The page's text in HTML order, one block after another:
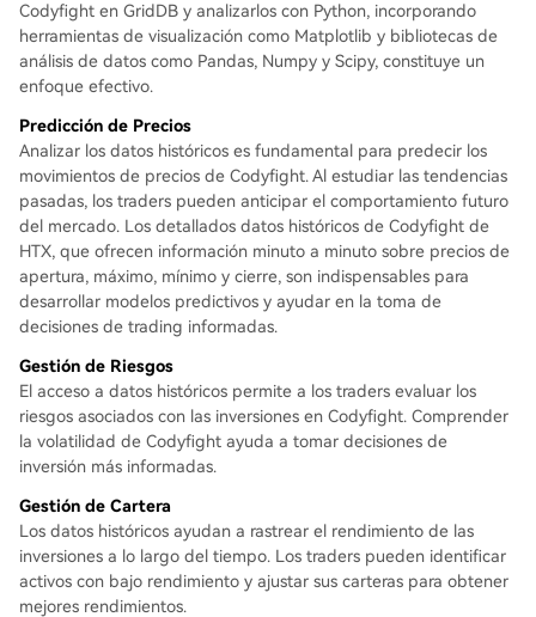
Codyfight en GridDB y analizarlos con Python, incorporando
herramientas de visualización como Matplotlib y bibliotecas de
análisis de datos como Pandas, Numpy y Scipy, constituye un
enfoque efectivo.
Predicción de Precios
Analizar los datos históricos es fundamental para predecir los
movimientos de precios de Codyfight. Al estudiar las tendencias
pasadas, los traders pueden anticipar el comportamiento futuro
del mercado. Los detallados datos históricos de Codyfight de
HTX, que ofrecen información minuto a minuto sobre precios de
apertura, máximo, mínimo y cierre, son indispensables para
desarrollar modelos predictivos y ayudar en la toma de
decisiones de trading informadas.
Gestión de Riesgos
El acceso a datos históricos permite a los traders evaluar los
riesgos asociados con las inversiones en Codyfight. Comprender
la volatilidad de Codyfight ayuda a tomar decisiones de
inversión más informadas.
Gestión de Cartera
Los datos históricos ayudan a rastrear el rendimiento de las
inversiones a lo largo del tiempo. Los traders pueden identificar
activos con bajo rendimiento y ajustar sus carteras para obtener
mejores rendimientos.